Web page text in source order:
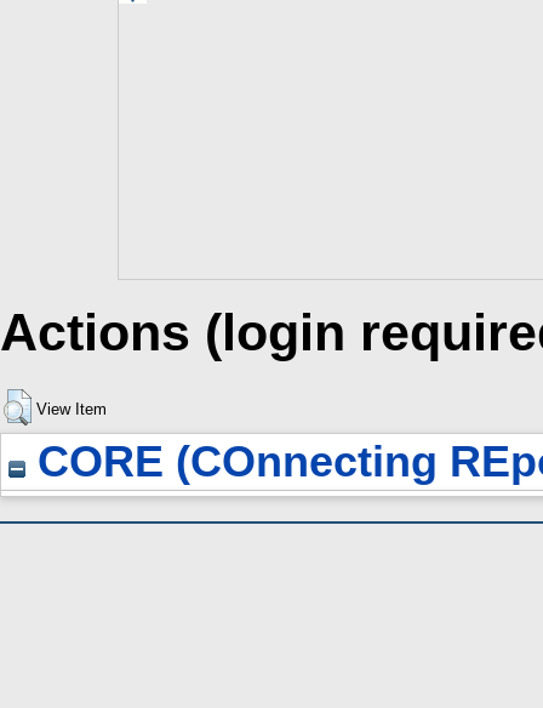
Actions (login
View Item
CORE (COnnecting